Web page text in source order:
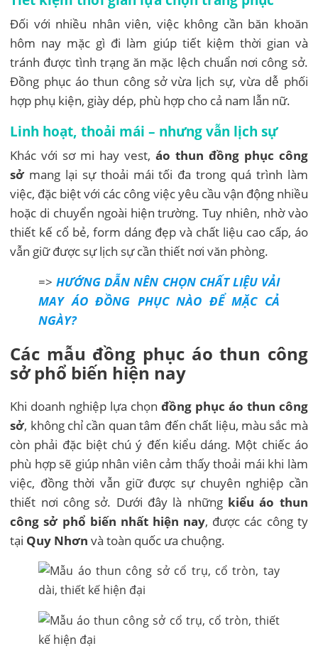
Đối với nhiều nhân viên, việc không cần băn khoăn
hôm nay mặc gì đi làm giúp tiết kiệm thời gian và
tránh được tình trạng ăn mặc lệch chuẩn nơi công sở.
Đồng phục áo thun công sở vừa lịch sự, vừa dễ phối
hợp phụ kiện, giày dép, phù hợp cho cả nam lẫn nữ.
Linh hoạt, thoải mái – nhưng vẫn lịch sự
Khác với sơ mi hay vest, áo thun đồng phục công
sởmang lại sự thoải mái tối đa trong quá trình làm
việc, đặc biệt với các công việc yêu cầu vận động nhiều
hoặc di chuyển ngoài hiện trường. Tuy nhiên, nhờ vào
thiết kế cổ bẻ, form dáng đẹp và chất liệu cao cấp, áo
vẫn giữ được sự lịch sự cần thiết nơi văn phòng.
=>HƯỚNG DẪN NÊN CHỌN CHẤT LIỆU VẢI
MAY ÁO ĐỒNG PHỤC NÀO ĐỂ MẶC CẢ
NGÀY?
Các mẫu đồng phục áo thun công
sở phổ biến hiện nay
Khi doanh nghiệp lựa chọn đồng phục áo thun công
sở, không chỉ cần quan tâm đến chất liệu, màu sắc mà
còn phải đặc biệt chú ý đến kiểu dáng. Một chiếc áo
phù hợp sẽ giúp nhân viên cảm thấy thoải mái khi làm
việc, đồng thời vẫn giữ được sự chuyên nghiệp cần
thiết nơi công sở. Dưới đây là những kiểu áo thun
công sở phổ biến nhất hiện nay, được các công ty
tại Quy Nhơn và toàn quốc ưa chuộng.